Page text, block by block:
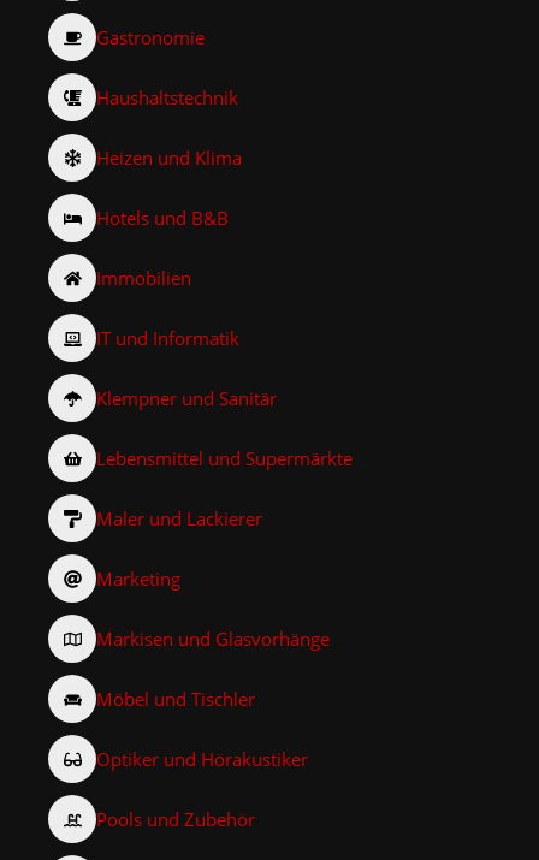
Gastronomie
Haushaltstechnik
Heizen und Klima
Hotels und B&B
Immobilien
IT und Informatik
Klempner und Sanitär
Lebensmittel und Supermärkte
Maler und Lackierer
Marketing
Markisen und Glasvorhänge
Möbel und Tischler
Optiker und Hörakustiker
Pools und Zubehör